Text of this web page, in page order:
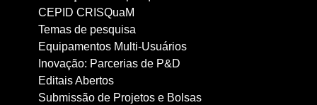
CEPID CRISQuaM
Temas de pesquisa
Equipamentos Multi-Usuários
Inovação: Parcerias de P&D
Editais Abertos
Submissão de Projetos e Bolsas